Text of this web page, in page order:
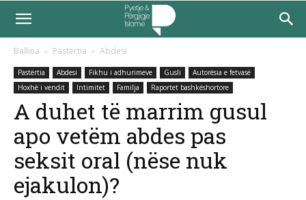
Ballina Pastërtia Abdesi
Pastërtia Abdesi Fikhu i adhurimeve Gusli
Autorësia e fetvasë
Hoxhë i vendit
Intimitet Familja Raportet bashkëshortore
A duhet të marrim gusul
apo vetëm abdes pas
seksit oral (nëse nuk
ejakulon)?